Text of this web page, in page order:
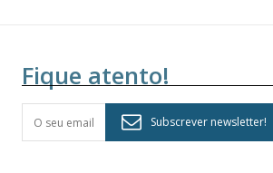
Fique atento!
Subscrever newsletter!